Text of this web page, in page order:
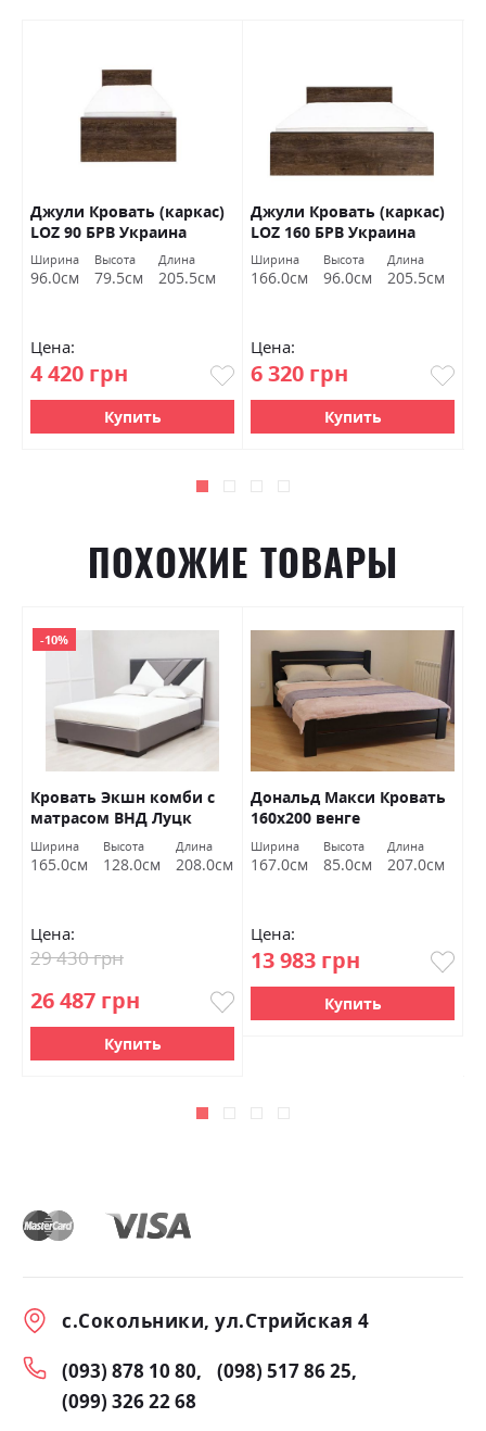
Джули Кровать (каркас)
LOZ 90 БРВ Украина
Ширина
96.0см
Высота
79.5см
Длина
205.5см
Цена:
4 420 грн
Купить
Джули Кровать (каркас)
LOZ 160 БРВ Украина
Ширина
166.0см
Высота
96.0см
Длина
205.5см
Цена:
6 320 грн
Купить
ПОХОЖИЕ ТОВАРЫ
-10%
Кровать Экшн комби с
матрасом ВНД Луцк
Ширина
165.0см
Высота
128.0см
Длина
208.0см
Цена:
26 487 грн
29 430 грн
Купить
Дональд Макси Кровать
160х200 венге
Ширина
167.0см
Высота
85.0см
Длина
207.0см
Цена:
13 983 грн
Купить
с.Сокольники, ул.Стрийская 4
(093) 878 10 80
(098) 517 86 25
(099) 326 22 68